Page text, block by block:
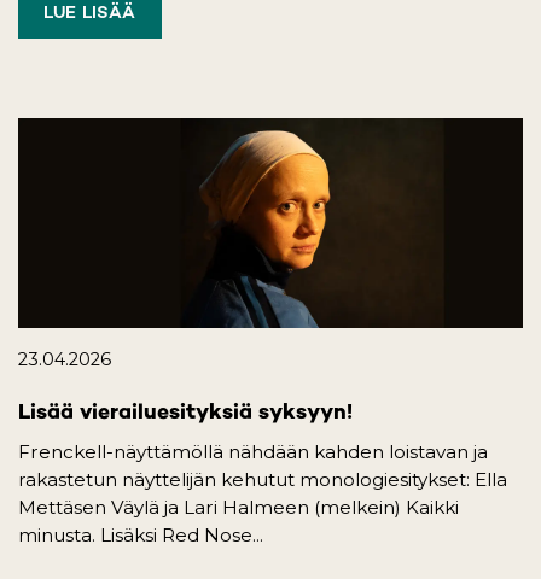
LUE LISÄÄ
23.04.2026
Lisää vierailuesityksiä syksyyn!
Frenckell-näyttämöllä nähdään kahden loistavan ja
rakastetun näyttelijän kehutut monologiesitykset: Ella
Mettäsen Väylä ja Lari Halmeen (melkein) Kaikki
minusta. Lisäksi Red Nose...